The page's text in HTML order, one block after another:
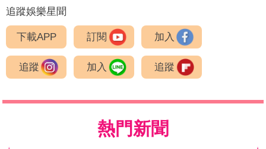
追蹤娛樂星聞
下載APP 訂閱 加入
追蹤 加入 追蹤
熱門新聞